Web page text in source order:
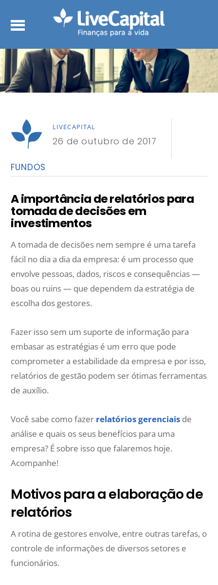
LIVECAPITAL
26 de outubro de 2017
FUNDOS
A importância de relatórios para
tomada de decisões em
investimentos
A tomada de decisões nem sempre é uma tarefa
fácil no dia a dia da empresa: é um processo que
envolve pessoas, dados, riscos e consequências —
boas ou ruins — que dependem da estratégia de
escolha dos gestores.
Fazer isso sem um suporte de informação para
embasar as estratégias é um erro que pode
comprometer a estabilidade da empresa e por isso,
relatórios de gestão podem ser ótimas ferramentas
de auxílio.
Você sabe como fazer relatórios gerenciais de
análise e quais os seus benefícios para uma
empresa? É sobre isso que falaremos hoje.
Acompanhe!
Motivos para a elaboração de
relatórios
A rotina de gestores envolve, entre outras tarefas, o
controle de informações de diversos setores e
funcionários.